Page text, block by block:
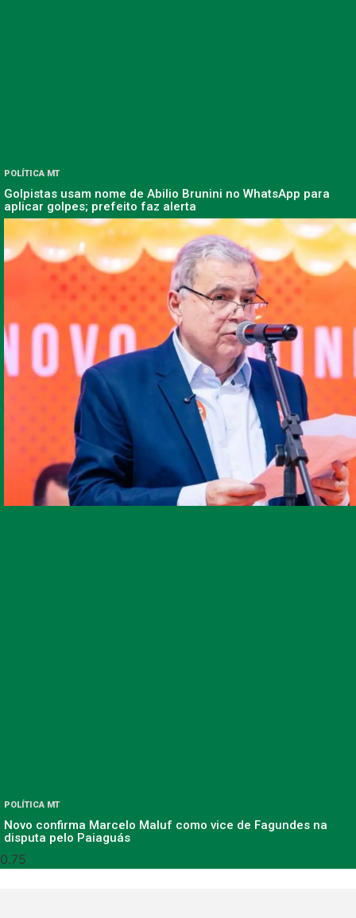
POLÍTICA MT
Golpistas usam nome de Abilio Brunini no WhatsApp para
aplicar golpes; prefeito faz alerta
POLÍTICA MT
Novo confirma Marcelo Maluf como vice de Fagundes na
disputa pelo Paiaguás